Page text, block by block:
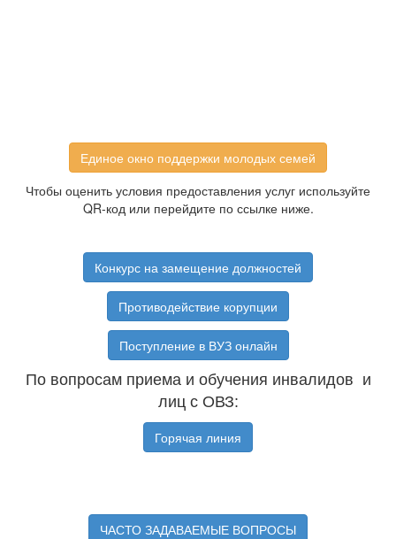
Единое окно поддержки молодых семей
Чтобы оценить условия предоставления услуг используйте
QR-код или перейдите по ссылке ниже.
Конкурс на замещение должностей
Противодействие корупции
Поступление в ВУЗ онлайн
По вопросам приема и обучения инвалидов и
лиц с ОВЗ:
Горячая линия
ЧАСТО ЗАДАВАЕМЫЕ ВОПРОСЫ